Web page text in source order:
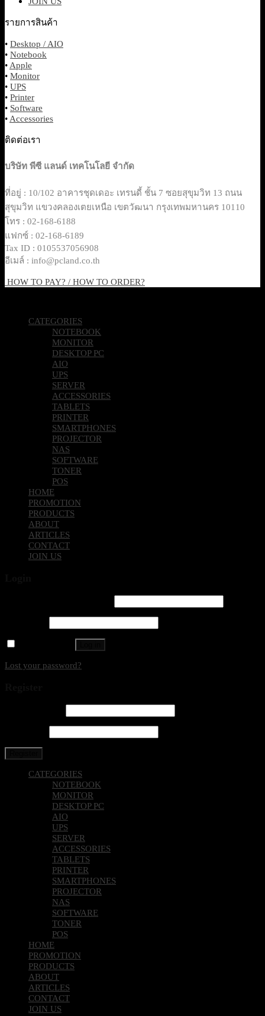
รายการสินค้า
• Desktop / AIO
• Notebook
• Apple
• Monitor
• UPS
• Printer
• Software
• Accessories
ติดต่อเรา
บริษัท พีซี แลนด์ เทคโนโลยี จำกัด
ที่อยู่ : 10/102 อาคารชุดเดอะ เทรนดี้ ชั้น 7 ซอยสุขุมวิท 13 ถนน
สุขุมวิท แขวงคลองเตยเหนือ เขตวัฒนา กรุงเทพมหานคร 10110
โทร : 02-168-6188
แฟกซ์ : 02-168-6189
Tax ID : 0105537056908
อีเมล์ : info@pcland.co.th
HOW TO PAY? / HOW TO ORDER?
CATEGORIES
NOTEBOOK
MONITOR
DESKTOP PC
AIO
UPS
SERVER
ACCESSORIES
TABLETS
PRINTER
SMARTPHONES
PROJECTOR
NAS
SOFTWARE
TONER
POS
HOME
PROMOTION
PRODUCTS
ABOUT
ARTICLES
CONTACT
JOIN US
Lost your password?
CATEGORIES
NOTEBOOK
MONITOR
DESKTOP PC
AIO
UPS
SERVER
ACCESSORIES
TABLETS
PRINTER
SMARTPHONES
PROJECTOR
NAS
SOFTWARE
TONER
POS
HOME
PROMOTION
PRODUCTS
ABOUT
ARTICLES
CONTACT
JOIN US